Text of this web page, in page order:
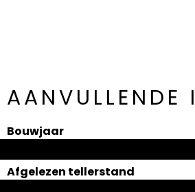
AANVULLENDE
Bouwjaar
Afgelezen tellerstand